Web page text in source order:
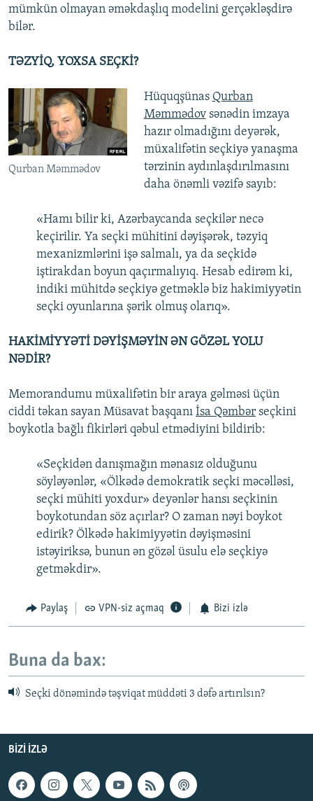
mümkün olmayan əməkdaşlıq modelini gerçəkləşdirə
bilər.
TƏZYİQ, YOXSA SEÇKİ?
Qurban Məmmədov
Hüquqşünas Qurban
Məmmədovsənədin imzaya
hazır olmadığını deyərək,
müxalifətin seçkiyə yanaşma
tərzinin aydınlaşdırılmasını
daha önəmli vəzifə sayıb:
«Hamı bilir ki, Azərbaycanda seçkilər necə
keçirilir. Ya seçki mühitini dəyişərək, təzyiq
mexanizmlərini işə salmalı, ya da seçkidə
iştirakdan boyun qaçırmalıyıq. Hesab edirəm ki,
indiki mühitdə seçkiyə getməklə biz hakimiyyətin
seçki oyunlarına şərik olmuş olarıq».
HAKİMİYYƏTİ DƏYİŞMƏYİN ƏN GÖZƏL YOLU
NƏDİR?
Memorandumu müxalifətin bir araya gəlməsi üçün
ciddi təkan sayan Müsavat başqanı İsa Qəmbər seçkini
boykotla bağlı fikirləri qəbul etmədiyini bildirib:
«Seçkidən danışmağın mənasız olduğunu
söyləyənlər, «Ölkədə demokratik seçki məcəlləsi,
seçki mühiti yoxdur» deyənlər hansı seçkinin
boykotundan söz açırlar? O zaman nəyi boykot
edirik? Ölkədə hakimiyyətin dəyişməsini
istəyiriksə, bunun ən gözəl üsulu elə seçkiyə
getməkdir».
Paylaş VPN-siz açmaq Bizi izlə
Buna da bax:
Seçki dönəmində təşviqat müddəti 3 dəfə artırılsın?
BIZI IZLƏ